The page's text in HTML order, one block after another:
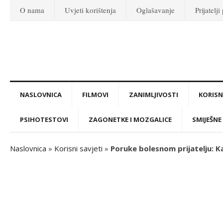
O nama Uvjeti korištenja Oglašavanje Prijatelji
NASLOVNICA FILMOVI ZANIMLJIVOSTI
PSIHOTESTOVI ZAGONETKE I MOZGALICE
Naslovnica » Korisni savjeti » Poruke bolesnom prijatelju: